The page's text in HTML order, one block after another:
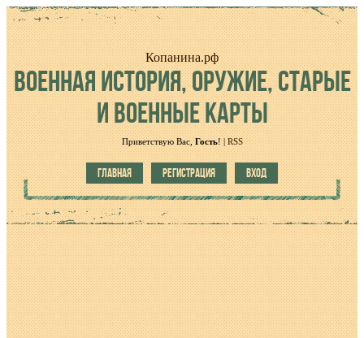
Копанина.рф
ВОЕННАЯИСТОРИЯ, ОРУЖИЕ, СТАРЫЕ
И ВОЕННЫЕ КАРТЫ
Приветствую Вас, Гость! | RSS
ГЛАВНАЯ РЕГИСТРАЦИЯ ВХОД